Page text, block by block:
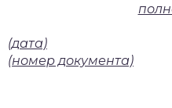
(дата)
(номер документа)